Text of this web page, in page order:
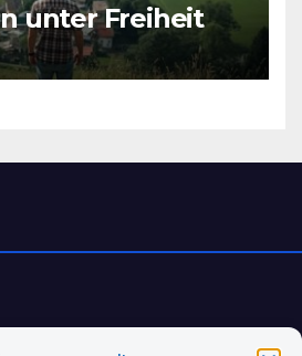
unter Freiheit